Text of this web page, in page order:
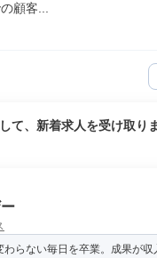
顧客...
て、新着求人を受け取り
わらない毎日を卒業。成果が収